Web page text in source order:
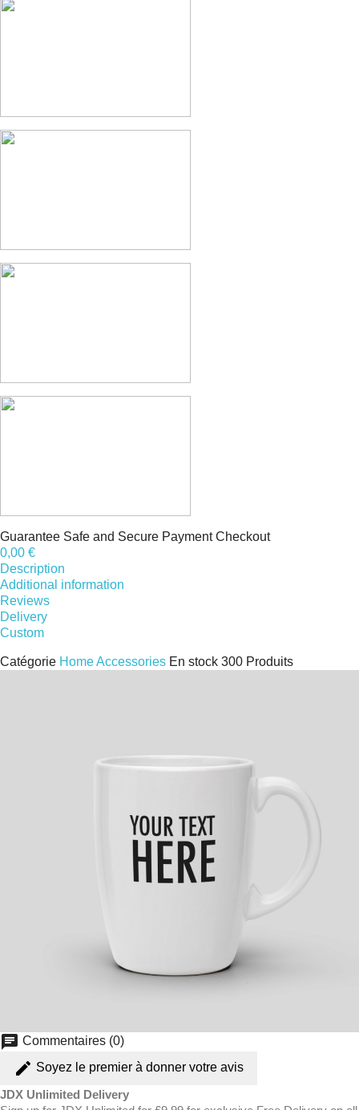
Guarantee Safe and Secure Payment Checkout
0,00 €
Description
Additional information
Reviews
Delivery
Custom
Catégorie Home Accessories En stock 300 Produits
chat Commentaires (0)
edit Soyez le premier à donner votre avis
JDX Unlimited Delivery